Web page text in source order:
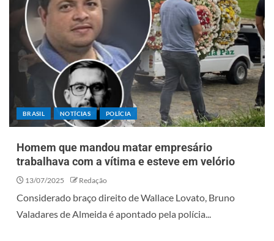
BRASIL NOTÍCIAS POLÍCIA
Homem que mandou matar empresário
trabalhava com a vítima e esteve em velório
13/07/2025 Redação
Considerado braço direito de Wallace Lovato, Bruno
Valadares de Almeida é apontado pela polícia...